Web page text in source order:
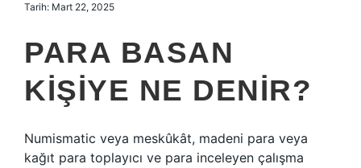
Tarih: Mart 22, 2025
PARA BASAN
KIŞIYE NE DENIR?
Numismatic veya meskûkât, madeni para veya
kağıt para toplayıcı ve para inceleyen çalışma